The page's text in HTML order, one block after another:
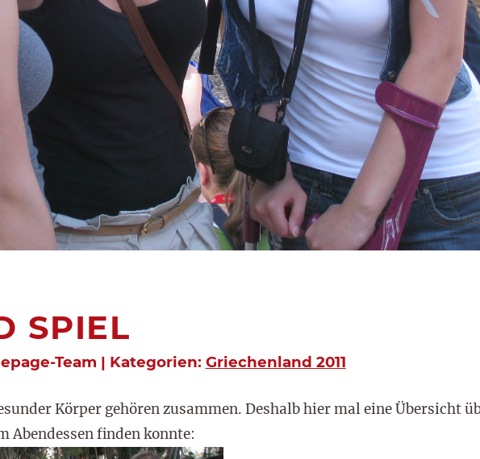
SPIEL
Team | Kategorien: Griechenland 2011
Körper gehören zusammen. Deshalb hier mal eine Übersicht
Abendessen finden konnte: